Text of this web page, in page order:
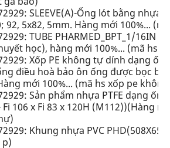
SLEEVE(A)-Ống lót bằng
92, 5x82, 5mm. Hàng mới 100%...
TUBE PHARMED_BPT_1/
học), hàng mới 100%... (mã hs
Xốp PE không tự dính dạng
điều hoà bảo ôn ống được bọc
mới 100%... (mã hs xốp pe
Sản phẩm nhựa PTFE dạng
Fi 106 x Fi 83 x 120H (M112))(Hàng
Khung nhựa PVC